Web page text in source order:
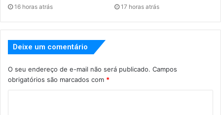
16 horas atrás 17 horas atrás
Deixe um comentário
O seu endereço de e-mail não será publicado. Campos
obrigatórios são marcados com *